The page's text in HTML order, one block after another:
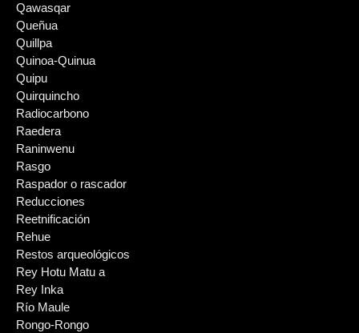
Qawasqar
Queñua
Quillpa
Quinoa-Quinua
Quipu
Quirquincho
Radiocarbono
Raedera
Raninwenu
Rasgo
Raspador o rascador
Reducciones
Reetnificación
Rehue
Restos arqueológicos
Rey Hotu Matu a
Rey Inka
Río Maule
Rongo-Rongo